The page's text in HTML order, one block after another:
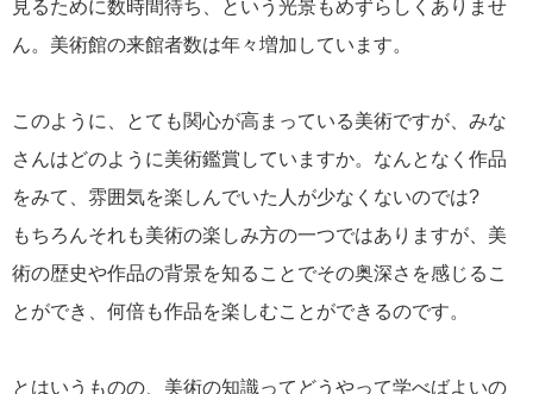
見るために数時間待ち、という光景もめずらしくありませ
ん。美術館の来館者数は年々増加しています。
このように、とても関心が高まっている美術ですが、みな
さんはどのように美術鑑賞していますか。なんとなく作品
をみて、雰囲気を楽しんでいた人が少なくないのでは?
もちろんそれも美術の楽しみ方の一つではありますが、美
術の歴史や作品の背景を知ることでその奥深さを感じるこ
とができ、何倍も作品を楽しむことができるのです。
とはいうものの、美術の知識ってどうやって学べばよいの